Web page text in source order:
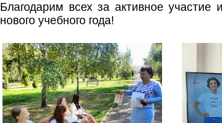
Благодарим всех за активное участие
нового учебного года!